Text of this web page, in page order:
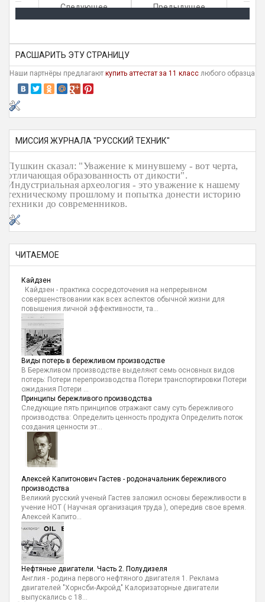
Следующее Предыдущее
РАСШАРИТЬ ЭТУ СТРАНИЦУ
Наши партнёры предлагают купить аттестат за 11 класс любого образца
МИССИЯ ЖУРНАЛА "РУССКИЙ ТЕХНИК"
Пушкин сказал: "Уважение к минувшему - вот черта,
отличающая образованность от дикости".
Индустриальная археология - это уважение к нашему
техническому прошлому и попытка донести историю
техники до современников.
ЧИТАЕМОЕ
Кайдзен
Кайдзен - практика сосредоточения на непрерывном
совершенствовании как всех аспектов обычной жизни для
повышения личной эффективности, та...
Виды потерь в бережливом производстве
В Бережливом производстве выделяют семь основных видов
потерь: Потери перепроизводства Потери транспортировки Потери
ожидания Потери ...
Принципы бережливого производства
Следующие пять принципов отражают саму суть бережливого
производства: Определить ценность продукта Определить поток
создания ценности эт...
Алексей Капитонович Гастев - родоначальник бережливого
производства
Великий русский ученый Гастев заложил основы бережливости в
учение НОТ ( Научная организация труда ), опередив свое время.
Алексей Капито...
Нефтяные двигатели. Часть 2. Полудизеля
Англия - родина первого нефтяного двигателя 1. Реклама
двигателей "Хорнсби-Акройд" Калоризаторные двигатели
выпускались с 18...